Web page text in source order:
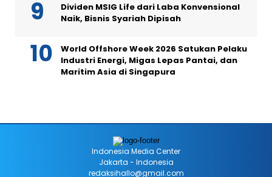
Dividen MSIG Life dari Laba Konvensional
Naik, Bisnis Syariah Dipisah
World Offshore Week 2026 Satukan Pelaku
Industri Energi, Migas Lepas Pantai, dan
Maritim Asia di Singapura
Indonesia Media Center
Jakarta - Indonesia
redaksihallo@gmail.com